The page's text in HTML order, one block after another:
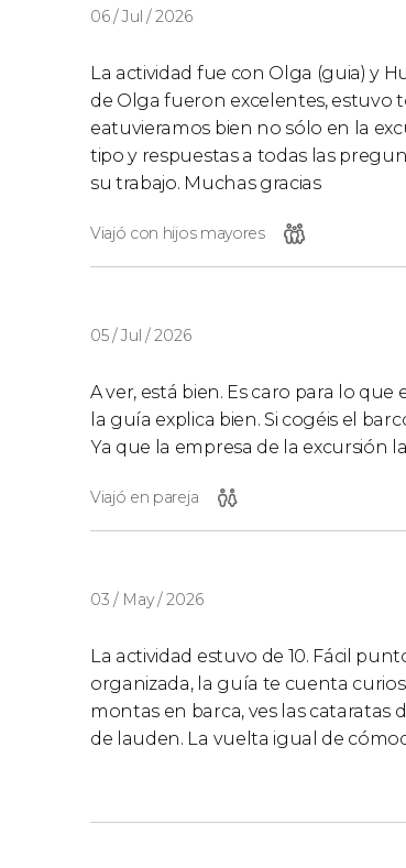
06 / Jul / 2026
La actividad fue con Olga (guia) y
de Olga fueron excelentes, estuvo
eatuvieramos bien no sólo en la
tipo y respuestas a todas las
su trabajo. Muchas gracias
Viajó con hijos mayores
05 / Jul / 2026
A ver, está bien. Es caro para lo
la guía explica bien. Si cogéis el
Ya que la empresa de la excursión
Viajó en pareja
03 / May / 2026
La actividad estuvo de 10. Fácil
organizada, la guía te cuenta
montas en barca, ves las cataratas
de lauden. La vuelta igual de